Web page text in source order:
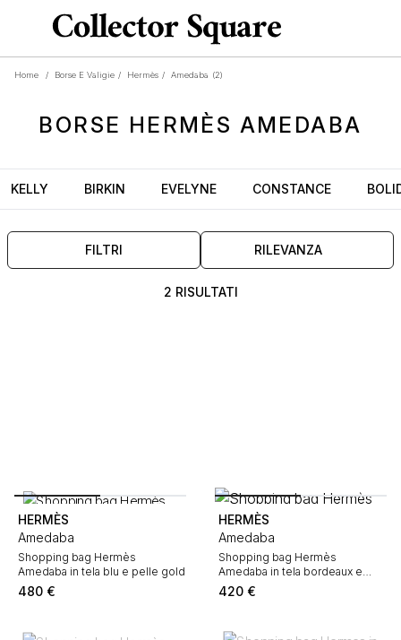
Home / Borse E Valigie / Hermès / Amedaba (2)
BORSE HERMÈS AMEDABA
KELLY BIRKIN EVELYNE CONSTANCE
FILTRI RILEVANZA
2 RISULTATI
HERMÈS
Amedaba
Shopping bag Hermès
Amedaba in tela blu e pelle gold
480 €
HERMÈS
Amedaba
Shopping bag Hermès
Amedaba in tela bordeaux e
pelle gold
420 €